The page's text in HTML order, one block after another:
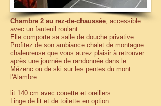
Chambre 2 au rez-de-chaussée, accessible
avec un fauteuil roulant.
Elle comporte sa salle de douche privative.
Profitez de son ambiance chalet de montagne
chaleureuse que vous aurez plaisir à retrouver
après une journée de randonnée dans le
Mézenc ou de ski sur les pentes du mont
l'Alambre.
lit 140 cm avec couette et oreillers.
Linge de lit et de toilette en option